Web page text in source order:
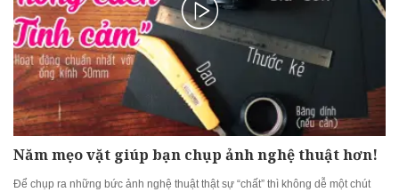
Năm mẹo vặt giúp bạn chụp ảnh nghệ thuật hơn!
Để chụp ra những bức ảnh nghệ thuật thật sự “chất” thì không dễ một chút